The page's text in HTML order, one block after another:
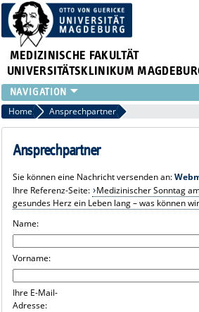
MEDIZINISCHE FAKULTÄT
UNIVERSITÄTSKLINIKUM
INSTITUTE
KLINIKEN
ZENTRALE EINRICHTUNGEN
PRESSE
ÜBER UNS
INTRANET
Home Ansprechpartner
Ansprechpartner
Sie können eine Nachricht versenden an:
Ihre Referenz-Seite: Medizinischer Sonntag
gesundes Herz ein Leben lang – was können
Name:
Vorname:
Ihre E-Mail-
Adresse: